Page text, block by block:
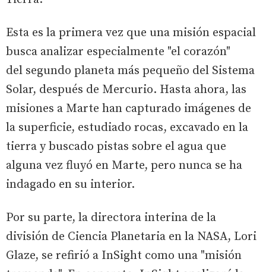
Esta es la primera vez que una misión espacial
busca analizar especialmente "el corazón"
del segundo planeta más pequeño del Sistema
Solar, después de Mercurio. Hasta ahora, las
misiones a Marte han capturado imágenes de
la superficie, estudiado rocas, excavado en la
tierra y buscado pistas sobre el agua que
alguna vez fluyó en Marte, pero nunca se ha
indagado en su interior.
Por su parte, la directora interina de la
división de Ciencia Planetaria en la NASA, Lori
Glaze, se refirió a InSight como una "misión